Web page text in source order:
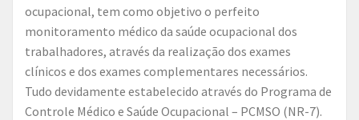
ocupacional, tem como objetivo o perfeito
monitoramento médico da saúde ocupacional dos
trabalhadores, através da realização dos exames
clínicos e dos exames complementares necessários.
Tudo devidamente estabelecido através do Programa de
Controle Médico e Saúde Ocupacional – PCMSO (NR-7).